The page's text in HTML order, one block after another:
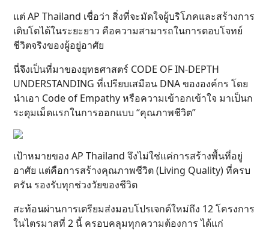
แต่ AP Thailand เชื่อว่า สิ่งที่จะมัดใจผู้บริโภคและสร้างการ
เติบโตได้ในระยะยาว คือความสามารถในการตอบโจทย์
ชีวิตจริงของผู้อยู่อาศัย
นี่จึงเป็นที่มาของยุทธศาสตร์ CODE OF IN-DEPTH
UNDERSTANDING ที่เปรียบเสมือน DNA ขององค์กร โดย
นำเอา Code of Empathy หรือความเข้าอกเข้าใจ มาเป็นก
ระดุมเม็ดแรกในการออกแบบ “คุณภาพชีวิต”
เป้าหมายของ AP Thailand จึงไม่ใช่แค่การสร้างพื้นที่อยู่
อาศัย แต่คือการสร้างคุณภาพชีวิต (Living Quality) ที่ครบ
ครัน รองรับทุกช่วงวัยของชีวิต
สะท้อนผ่านการเตรียมส่งมอบโปรเจกต์ใหม่ถึง 12 โครงการ
ในไตรมาสที่ 2 นี้ ครอบคลุมทุกความต้องการ ได้แก่